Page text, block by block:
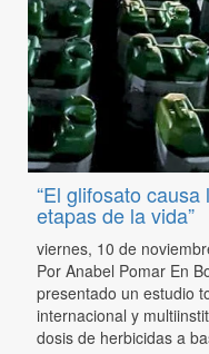
“El glifosato
etapas de la vida”
viernes, 10 de
Por Anabel Pomar En
presentado un estudio
internacional y
dosis de herbicidas a